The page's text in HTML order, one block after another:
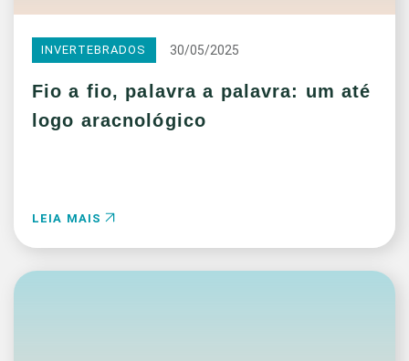
INVERTEBRADOS 30/05/2025
Fio a fio, palavra a palavra: um até
logo aracnológico
LEIA MAIS